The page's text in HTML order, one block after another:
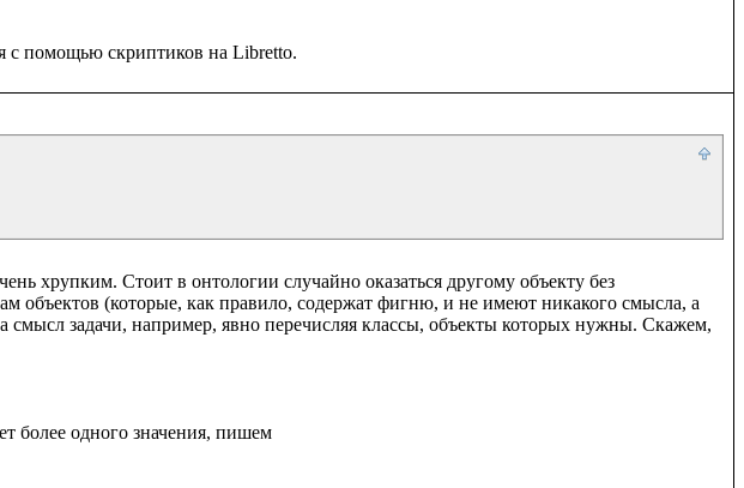
хрупким. Стоит в онтологии случайно оказаться другому объекту без
объектов (которые, как правило, содержат фигню, и не имеют никакого смысла, а
смысл задачи, например, явно перечисляя классы, объекты которых нужны. Скажем,
более одного значения, пишем